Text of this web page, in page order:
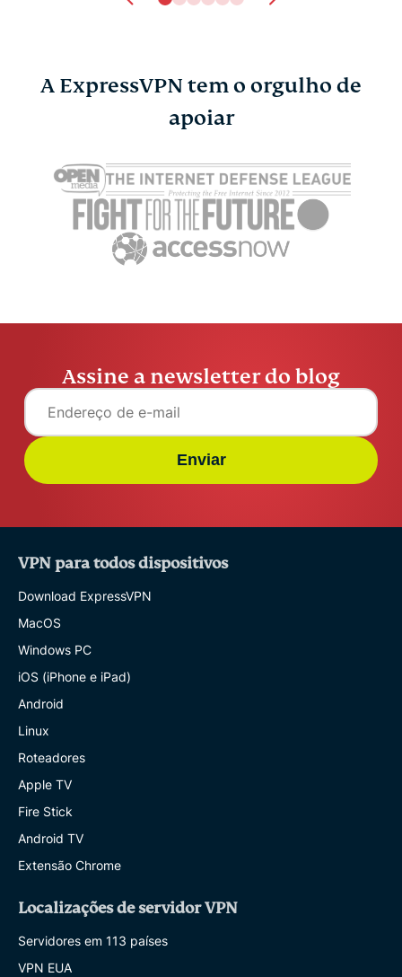
A ExpressVPN tem o orgulho de
apoiar
Assine a newsletter do blog
Enviar
VPN para todos dispositivos
Download ExpressVPN
MacOS
Windows PC
iOS (iPhone e iPad)
Android
Linux
Roteadores
Apple TV
Fire Stick
Android TV
Extensão Chrome
Localizações de servidor VPN
Servidores em 113 países
VPN EUA